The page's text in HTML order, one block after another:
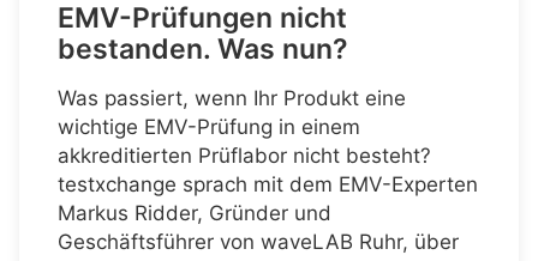
EMV-Prüfungen nicht
bestanden. Was nun?
Was passiert, wenn Ihr Produkt eine
wichtige EMV-Prüfung in einem
akkreditierten Prüflabor nicht besteht?
testxchange sprach mit dem EMV-Experten
Markus Ridder, Gründer und
Geschäftsführer von waveLAB Ruhr, über